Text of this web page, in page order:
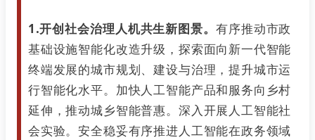
1.开创社会治理人机共生新图景。 有序推动市政
基础设施智能化改造升级，探索面向新一代智能
终端发展的城市规划、建设与治理，提升城市运
行智能化水平。加快人工智能产品和服务向乡村
延伸，推动城乡智能普惠。深入开展人工智能社
会实验。安全稳妥有序推进人工智能在政务领域